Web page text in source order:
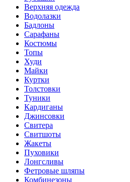
Верхняя одежда
Водолазки
Бадлоны
Сарафаны
Костюмы
Топы
Худи
Майки
Куртки
Толстовки
Туники
Кардиганы
Джинсовки
Свитера
Свитшоты
Жакеты
Пуховики
Лонгсливы
Фетровые шляпы
Комбинезоны